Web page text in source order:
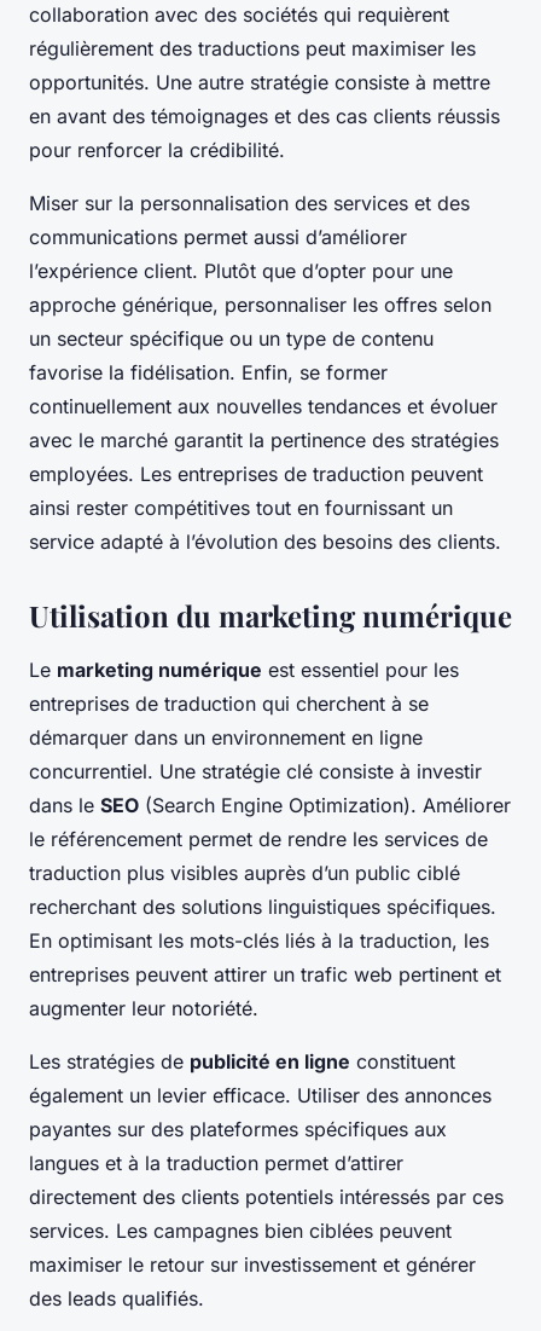
collaboration avec des sociétés qui requièrent
régulièrement des traductions peut maximiser les
opportunités. Une autre stratégie consiste à mettre
en avant des témoignages et des cas clients réussis
pour renforcer la crédibilité.
Miser sur la personnalisation des services et des
communications permet aussi d’améliorer
l’expérience client. Plutôt que d’opter pour une
approche générique, personnaliser les offres selon
un secteur spécifique ou un type de contenu
favorise la fidélisation. Enfin, se former
continuellement aux nouvelles tendances et évoluer
avec le marché garantit la pertinence des stratégies
employées. Les entreprises de traduction peuvent
ainsi rester compétitives tout en fournissant un
service adapté à l’évolution des besoins des clients.
Utilisation du marketing numérique
Le marketing numérique est essentiel pour les
entreprises de traduction qui cherchent à se
démarquer dans un environnement en ligne
concurrentiel. Une stratégie clé consiste à investir
dans le SEO (Search Engine Optimization). Améliorer
le référencement permet de rendre les services de
traduction plus visibles auprès d’un public ciblé
recherchant des solutions linguistiques spécifiques.
En optimisant les mots-clés liés à la traduction, les
entreprises peuvent attirer un trafic web pertinent et
augmenter leur notoriété.
Les stratégies de publicité en ligne constituent
également un levier efficace. Utiliser des annonces
payantes sur des plateformes spécifiques aux
langues et à la traduction permet d’attirer
directement des clients potentiels intéressés par ces
services. Les campagnes bien ciblées peuvent
maximiser le retour sur investissement et générer
des leads qualifiés.